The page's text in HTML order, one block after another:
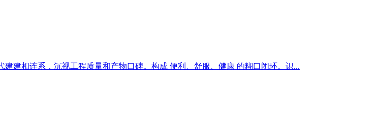
建相连系，沉视工程质量和产物口碑。构成 便利、舒服、健康 的糊口闭环。识...